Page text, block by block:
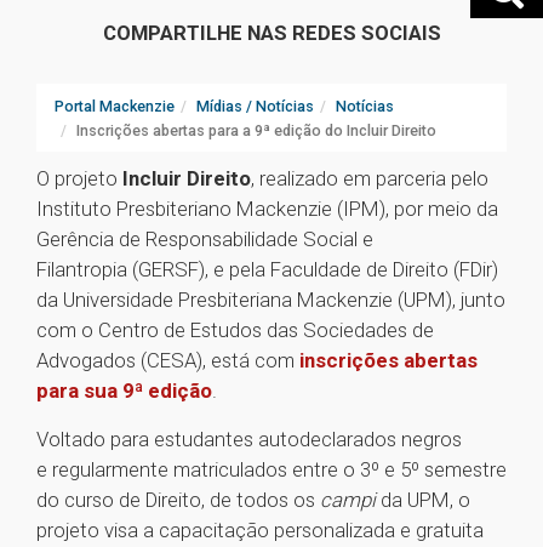
COMPARTILHE NAS REDES SOCIAIS
Portal Mackenzie Mídias / Notícias
Notícias
Inscrições abertas para a 9ª edição do Incluir Direito
O projeto Incluir Direito, realizado em parceria pelo
Instituto Presbiteriano Mackenzie (IPM), por meio da
Gerência de Responsabilidade Social e
Filantropia (GERSF), e pela Faculdade de Direito (FDir)
da Universidade Presbiteriana Mackenzie (UPM), junto
com o Centro de Estudos das Sociedades de
Advogados (CESA), está com inscrições abertas
para sua 9ª edição.
Voltado para estudantes autodeclarados negros
e regularmente matriculados entre o 3º e 5º semestre
do curso de Direito, de todos os campida UPM, o
projeto visa a capacitação personalizada e gratuita